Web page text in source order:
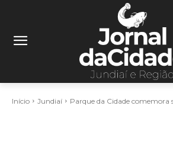
Início Jundiaí Parque da Cidade comemora